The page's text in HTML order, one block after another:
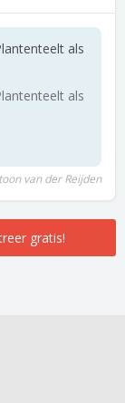
als
als
van der Reijden
gratis!